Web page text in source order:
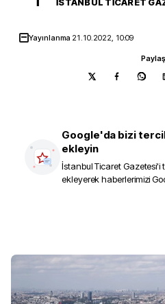
Yayınlanma 21.10.2022, 10:09
Paylaş
Google'da bizi
ekleyin
İstanbul Ticaret Gazetesi'i
ekleyerek haberlerimizi